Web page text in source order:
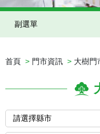
局
副選單
首頁 門市資訊 大樹門